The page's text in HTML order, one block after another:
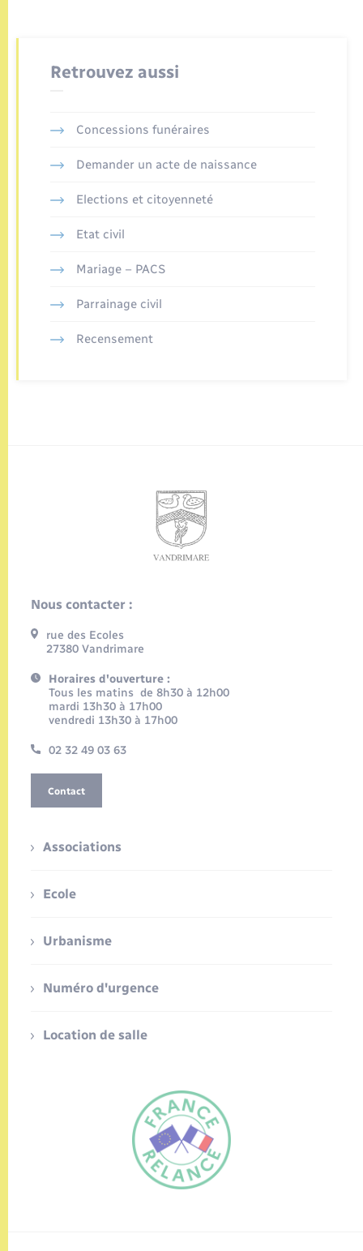
FR
Retrouvez aussi
Concessions funéraires
Demander un acte de naissance
Elections et citoyenneté
Etat civil
Mariage – PACS
Parrainage civil
Recensement
Nous contacter :
rue des Ecoles
27380 Vandrimare
Horaires d'ouverture :
Tous les matins de 8h30 à 12h00
mardi 13h30 à 17h00
vendredi 13h30 à 17h00
02 32 49 03 63
Contact
Associations
Ecole
Urbanisme
Numéro d'urgence
Location de salle